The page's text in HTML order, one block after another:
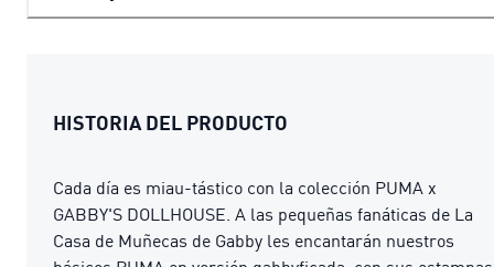
HISTORIA DEL PRODUCTO
Cada día es miau-tástico con la colección PUMA x
GABBY'S DOLLHOUSE. A las pequeñas fanáticas de La
Casa de Muñecas de Gabby les encantarán nuestros